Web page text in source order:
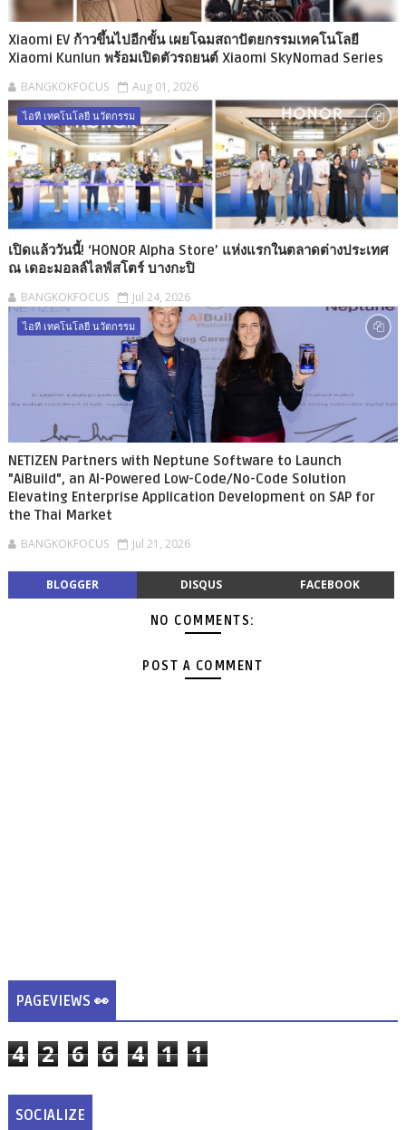
Xiaomi EV ก้าวขึ้นไปอีกขั้น เผยโฉมสถาปัตยกรรมเทคโนโลยี
Xiaomi Kunlun พร้อมเปิดตัวรถยนต์ Xiaomi SkyNomad Series
BANGKOKFOCUS Aug 01, 2026
ไอที เทคโนโลยี นวัตกรรม
เปิดแล้ววันนี้! ‘HONOR Alpha Store’ แห่งแรกในตลาดต่างประเทศ
ณ เดอะมอลล์ไลฟ์สโตร์ บางกะปิ
BANGKOKFOCUS Jul 24, 2026
ไอที เทคโนโลยี นวัตกรรม
NETIZEN Partners with Neptune Software to Launch
"AiBuild", an AI-Powered Low-Code/No-Code Solution
Elevating Enterprise Application Development on SAP for
the Thai Market
BANGKOKFOCUS Jul 21, 2026
BLOGGER DISQUS FACEBOOK
NO COMMENTS:
POST A COMMENT
PAGEVIEWS 👀
4 2 6 6 4 1 1
SOCIALIZE